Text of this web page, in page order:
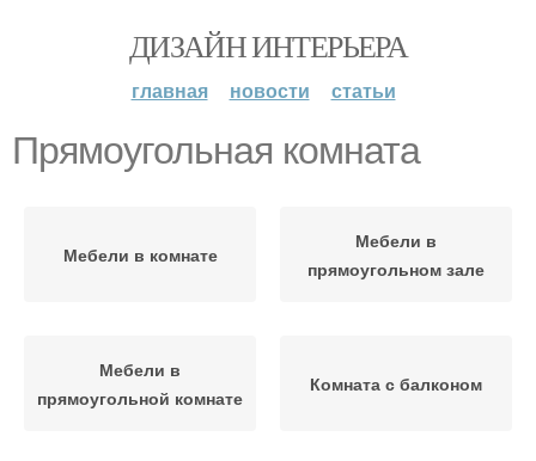
ДИЗАЙН ИНТЕРЬЕРА
главная новости статьи
Прямоугольная комната
Мебели в комнате
Мебели в
прямоугольном зале
Мебели в
прямоугольной комнате
Комната с балконом